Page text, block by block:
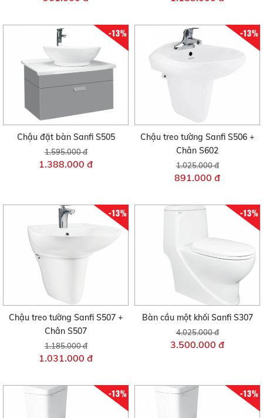
-13%
Chậu đặt bàn Sanfi S505
1.595.000 đ
1.388.000 đ
-13%
Chậu treo tường Sanfi S506 +
Chân S602
1.025.000 đ
891.000 đ
-13%
Chậu treo tường Sanfi S507 +
Chân S507
1.185.000 đ
1.031.000 đ
-13%
Bàn cầu một khối Sanfi S307
4.025.000 đ
3.500.000 đ
-13% -13%